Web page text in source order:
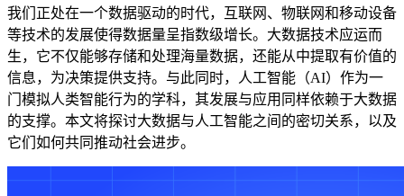
我们正处在一个数据驱动的时代，互联网、物联网和移动设备
等技术的发展使得数据量呈指数级增长。大数据技术应运而
生，它不仅能够存储和处理海量数据，还能从中提取有价值的
信息，为决策提供支持。与此同时，人工智能（AI）作为一
门模拟人类智能行为的学科，其发展与应用同样依赖于大数据
的支撑。本文将探讨大数据与人工智能之间的密切关系，以及
它们如何共同推动社会进步。